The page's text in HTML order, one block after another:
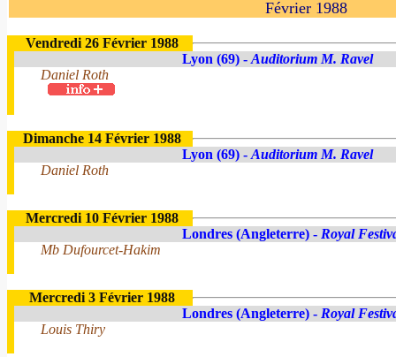
Février 1988
Vendredi 26 Février 1988
Lyon (69) - Auditorium M. Ravel
Daniel Roth
Dimanche 14 Février 1988
Lyon (69) - Auditorium M. Ravel
Daniel Roth
Mercredi 10 Février 1988
Londres (Angleterre) - Royal
Mb Dufourcet-Hakim
Mercredi 3 Février 1988
Londres (Angleterre) - Royal
Louis Thiry